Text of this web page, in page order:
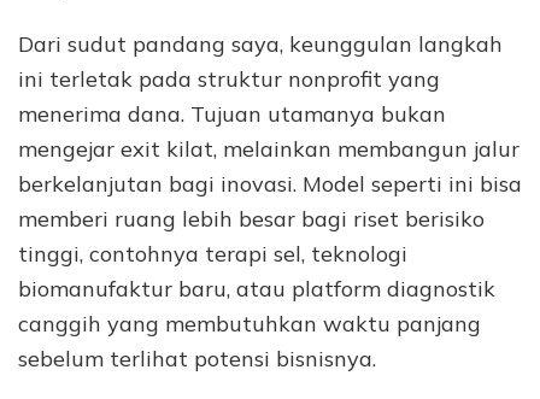
Dari sudut pandang saya, keunggulan langkah
ini terletak pada struktur nonprofit yang
menerima dana. Tujuan utamanya bukan
mengejar exit kilat, melainkan membangun jalur
berkelanjutan bagi inovasi. Model seperti ini bisa
memberi ruang lebih besar bagi riset berisiko
tinggi, contohnya terapi sel, teknologi
biomanufaktur baru, atau platform diagnostik
canggih yang membutuhkan waktu panjang
sebelum terlihat potensi bisnisnya.